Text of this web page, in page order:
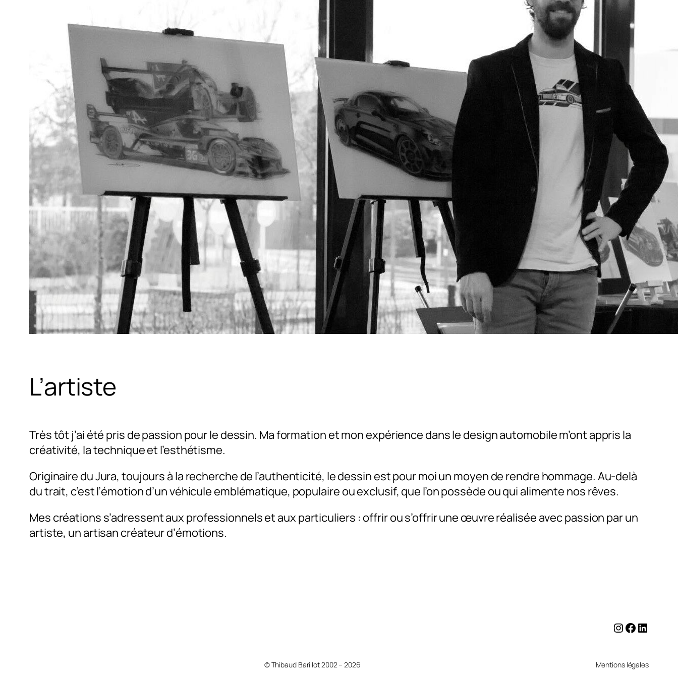
L’artiste
Très tôt j’ai été pris de passion pour le dessin. Ma formation et mon expérience dans le design automobile m’ont appris la
créativité, la technique et l’esthétisme.
Originaire du Jura, toujours à la recherche de l’authenticité, le dessin est pour moi un moyen de rendre hommage. Au-delà
du trait, c’est l’émotion d’un véhicule emblématique, populaire ou exclusif, que l’on possède ou qui alimente nos rêves.
Mes créations s’adressent aux professionnels et aux particuliers : offrir ou s’offrir une œuvre réalisée avec passion par un
artiste, un artisan créateur d’émotions.
Instagram
Facebook
© Thibaud Barillot 2002 – 2026 Mentions légales